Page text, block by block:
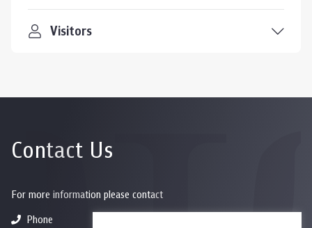
Visitors
Contact Us
For more information please contact
Phone